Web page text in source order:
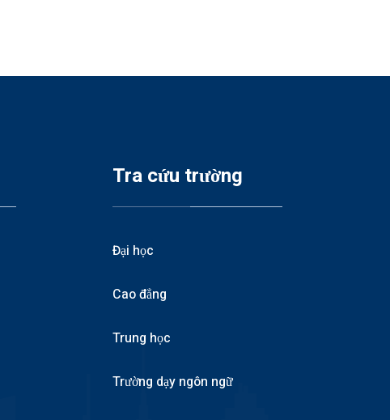
Tra cứu trường
Đại học
Cao đẳng
Trung học
Trường dạy ngôn ngữ